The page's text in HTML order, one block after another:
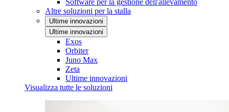
Software per la gestione dell'allevamento
Altre soluzioni per la stalla
Ultime innovazioni
Ultime innovazioni
Exos
Orbiter
Juno Max
Zeta
Ultime innovazioni
Visualizza tutte le soluzioni